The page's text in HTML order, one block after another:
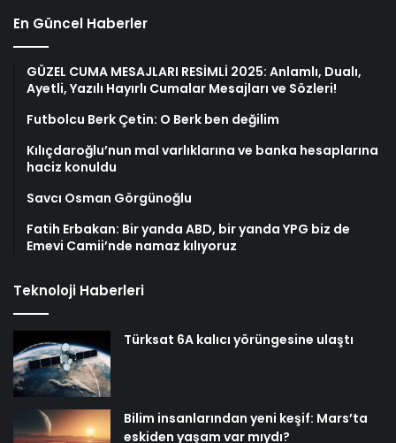
En Güncel Haberler
GÜZEL CUMA MESAJLARI RESİMLİ 2025: Anlamlı, Dualı,
Ayetli, Yazılı Hayırlı Cumalar Mesajları ve Sözleri!
Futbolcu Berk Çetin: O Berk ben değilim
Kılıçdaroğlu’nun mal varlıklarına ve banka hesaplarına
haciz konuldu
Savcı Osman Görgünoğlu
Fatih Erbakan: Bir yanda ABD, bir yanda YPG biz de
Emevi Camii’nde namaz kılıyoruz
Teknoloji Haberleri
Türksat 6A kalıcı yörüngesine ulaştı
Bilim insanlarından yeni keşif: Mars’ta
eskiden yaşam var mıydı?